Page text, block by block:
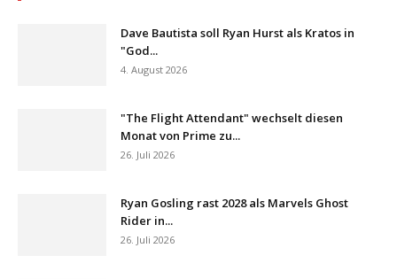
Dave Bautista soll Ryan Hurst als Kratos in
"God...
4. August 2026
"The Flight Attendant" wechselt diesen
Monat von Prime zu...
26. Juli 2026
Ryan Gosling rast 2028 als Marvels Ghost
Rider in...
26. Juli 2026